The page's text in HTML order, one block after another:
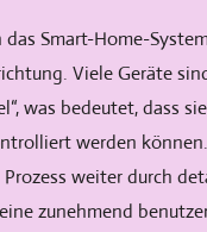
Smart-Home-
Viele Geräte
was bedeutet, dass
werden
weiter durch
zunehmend